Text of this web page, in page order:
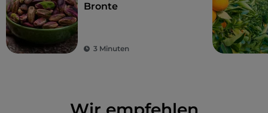
Bronte
3 Minuten